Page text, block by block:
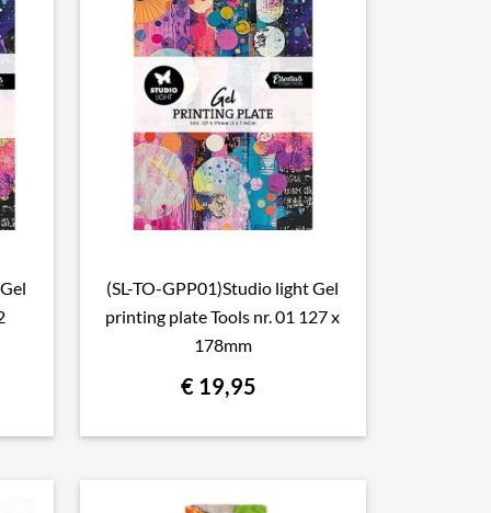
 Snel bekijken
(SL-TO-GPP01)Studio light Gel
printing plate Tools nr. 01 127 x
178mm
€ 19,95